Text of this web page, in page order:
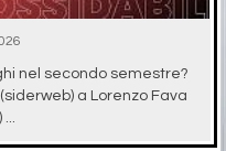
nel secondo semestre?
a Lorenzo Fava
...